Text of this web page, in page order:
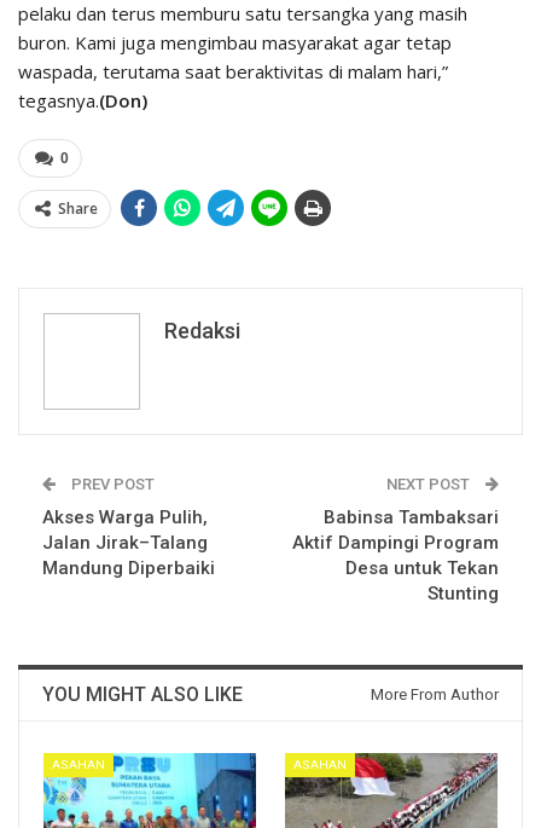
pelaku dan terus memburu satu tersangka yang masih
buron. Kami juga mengimbau masyarakat agar tetap
waspada, terutama saat beraktivitas di malam hari,”
tegasnya.(Don)
0
Share
Redaksi
PREV POST
Akses Warga Pulih,
Jalan Jirak–Talang
Mandung Diperbaiki
NEXT POST
Babinsa Tambaksari
Aktif Dampingi Program
Desa untuk Tekan
Stunting
YOU MIGHT ALSO LIKE More From Author
ASAHAN ASAHAN